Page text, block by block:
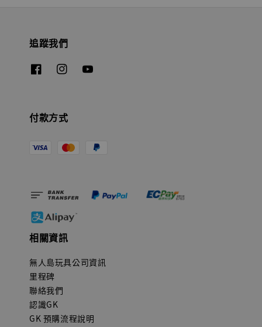
追蹤我們
付款方式
相關資訊
無人島玩具公司資訊
里程碑
聯絡我們
認識GK
GK 預購流程說明